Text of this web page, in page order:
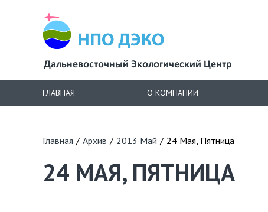
ГЛАВНАЯ О КОМПАНИИ
Главная / Архив / 2013 Май / 24 Мая, Пятница
24 МАЯ, ПЯТНИЦА